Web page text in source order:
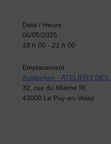
Date / Heure
06/05/2025
18 h 00 - 21 h 00
Emplacement
Auditorium - ATELIERS DES
32, rue du 86ème RI
43000 Le Puy-en-Velay